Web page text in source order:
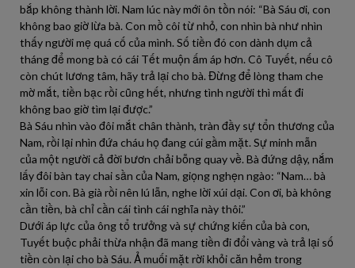
bắp không thành lời. Nam lúc này mới ôn tồn nói: “Bà Sáu ơi, con
không bao giờ lừa bà. Con mồ côi từ nhỏ, con nhìn bà như nhìn
thấy người mẹ quá cố của mình. Số tiền đó con dành dụm cả
tháng để mong bà có cái Tết muộn ấm áp hơn. Cô Tuyết, nếu cô
còn chút lương tâm, hãy trả lại cho bà. Đừng để lòng tham che
mờ mắt, tiền bạc rồi cũng hết, nhưng tình người thì mất đi
không bao giờ tìm lại được.”
Bà Sáu nhìn vào đôi mắt chân thành, tràn đầy sự tổn thương của
Nam, rồi lại nhìn đứa cháu họ đang cúi gầm mặt. Sự minh mẫn
của một người cả đời bươn chải bỗng quay về. Bà đứng dậy, nắm
lấy đôi bàn tay chai sần của Nam, giọng nghẹn ngào: “Nam… bà
xin lỗi con. Bà già rồi nên lú lẫn, nghe lời xúi dại. Con ơi, bà không
cần tiền, bà chỉ cần cái tình cái nghĩa này thôi.”
Dưới áp lực của ông tổ trưởng và sự chứng kiến của bà con,
Tuyết buộc phải thừa nhận đã mang tiền đi đổi vàng và trả lại số
tiền còn lại cho bà Sáu. Ả muối mặt rời khỏi căn hẻm trong